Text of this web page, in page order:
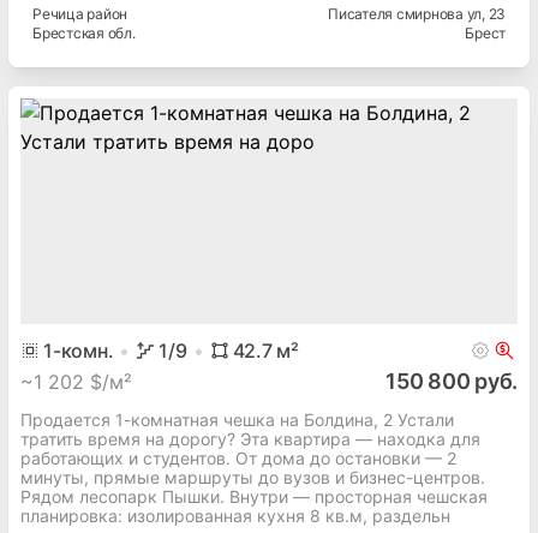
Речица район
Брестская обл.
Писателя смирнова ул, 23
Брест
1-комн. 1/9 42.7м²
~1 202 $/м² 150 800 руб.
Продается 1-комнатная чешка на Болдина, 2 Устали
тратить время на дорогу? Эта квартира — находка для
работающих и студентов. От дома до остановки — 2
минуты, прямые маршруты до вузов и бизнес-центров.
Рядом лесопарк Пышки. Внутри — просторная чешская
планировка: изолированная кухня 8 кв.м, раздельн